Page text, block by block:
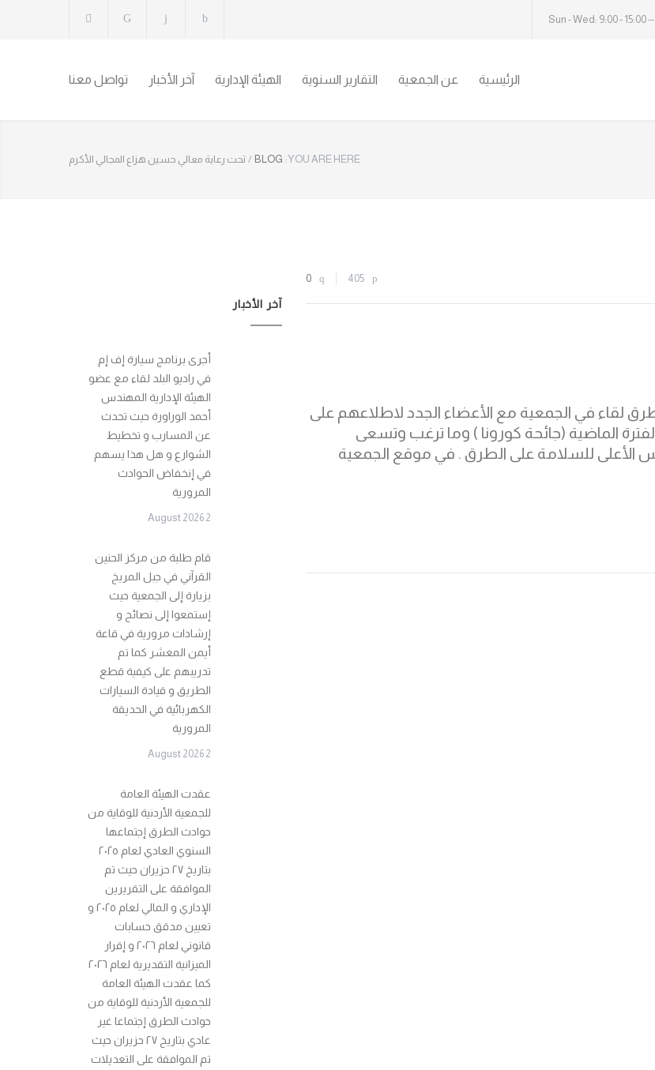
Sun - Wed: 9:00 - 15:00
الرئيسية عن الجمعية التقارير السنوية الهيئة الإدارية آخر الأخبار تواصل معنا
YOU ARE HERE:
BLOG
/ تحت رعاية معالي حسين هزاع المجالي الأكرم
405
0
لقاء في الجمعية مع الأعضاء الجدد لاطلاعهم على
الماضية (جائحة كورونا ) وما ترغب وتسعى
الأعلى للسلامة على الطرق . في موقع الجمعية
آخر الأخبار
أجرى برنامج سيارة إف إم
في راديو البلد لقاء مع عضو
الهيئة الإدارية المهندس
أحمد الوراورة حيث تحدث
عن المسارب و تخطيط
الشوارع و هل هذا يسهم
في إنخفاض الحوادث
المرورية
2 August 2026
قام طلبة من مركز الحنين
القرآني في جبل المريخ
بزيارة إلى الجمعية حيث
إستمعوا إلى نصائح و
إرشادات مرورية في قاعة
أيمن المعشر كما تم
تدريبهم على كيفية قطع
الطريق و قيادة السيارات
الكهربائية في الحديقة
المرورية
2 August 2026
عقدت الهيئة العامة
للجمعية الأردنية للوقاية من
حوادث الطرق إجتماعها
السنوي العادي لعام ٢٠٢٥
بتاريخ ٢٧ حزيران حيث تم
الموافقة على التقريرين
الإداري و المالي لعام ٢٠٢٥ و
تعيين مدقق حسابات
قانوني لعام ٢٠٢٦ و إقرار
الميزانية التقديرية لعام ٢٠٢٦
كما عقدت الهيئة العامة
للجمعية الأردنية للوقاية من
حوادث الطرق إجتماعا غير
عادي بتاريخ ٢٧ حزيران حيث
تم الموافقة على التعديلات